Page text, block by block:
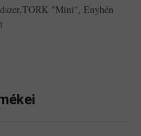
"Mini", Enyhén